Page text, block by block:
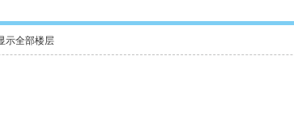
示全部楼层